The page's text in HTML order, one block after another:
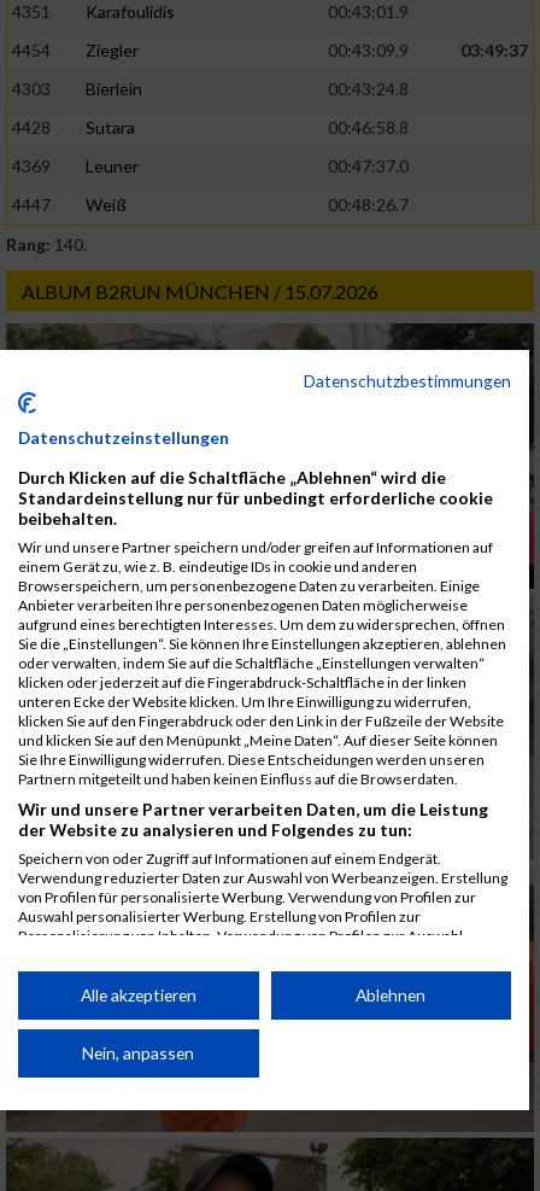
4351
Karafoulidis
00:43:01.9
4454
Ziegler 00:43:09.9
03:49:37
4303
Bierlein
00:43:24.8
4428
Sutara
00:46:58.8
4369
Leuner
00:47:37.0
4447
Weiß
00:48:26.7
Rang: 140.
ALBUM B2RUN MÜNCHEN / 15.07.2026
Datenschutzbestimmungen
Datenschutzeinstellungen
Durch Klicken auf die Schaltfläche „Ablehnen“ wird die
Standardeinstellung nur für unbedingt erforderliche cookie
beibehalten.
Wir und unsere Partner speichern und/oder greifen auf Informationen auf
einem Gerät zu, wie z. B. eindeutige IDs in cookie und anderen
Browserspeichern, um personenbezogene Daten zu verarbeiten. Einige
Anbieter verarbeiten Ihre personenbezogenen Daten möglicherweise
aufgrund eines berechtigten Interesses. Um dem zu widersprechen, öffnen
Sie die „Einstellungen“. Sie können Ihre Einstellungen akzeptieren, ablehnen
oder verwalten, indem Sie auf die Schaltfläche „Einstellungen verwalten“
klicken oder jederzeit auf die Fingerabdruck-Schaltfläche in der linken
unteren Ecke der Website klicken. Um Ihre Einwilligung zu widerrufen,
klicken Sie auf den Fingerabdruck oder den Link in der Fußzeile der Website
und klicken Sie auf den Menüpunkt „Meine Daten“. Auf dieser Seite können
Sie Ihre Einwilligung widerrufen. Diese Entscheidungen werden unseren
Partnern mitgeteilt und haben keinen Einfluss auf die Browserdaten.
Wir und unsere Partner verarbeiten Daten, um die Leistung
der Website zu analysieren und Folgendes zu tun:
Speichern von oder Zugriff auf Informationen auf einem Endgerät.
Verwendung reduzierter Daten zur Auswahl von Werbeanzeigen. Erstellung
von Profilen für personalisierte Werbung. Verwendung von Profilen zur
Auswahl personalisierter Werbung. Erstellung von Profilen zur
Personalisierung von Inhalten. Verwendung von Profilen zur Auswahl
Performance von Inhalten. Analyse von Zielgruppen durch Statistiken oder
Kombinationen von Daten aus verschiedenen Quellen. Entwicklung und
von Inhalten.
Daten können außerhalb der Europäischen Union weitergegeben und in die
Website/App.
Partnerliste anzeigen (1 IAB-Anbieter)
Alle akzeptieren Ablehnen
Nein, anpassen